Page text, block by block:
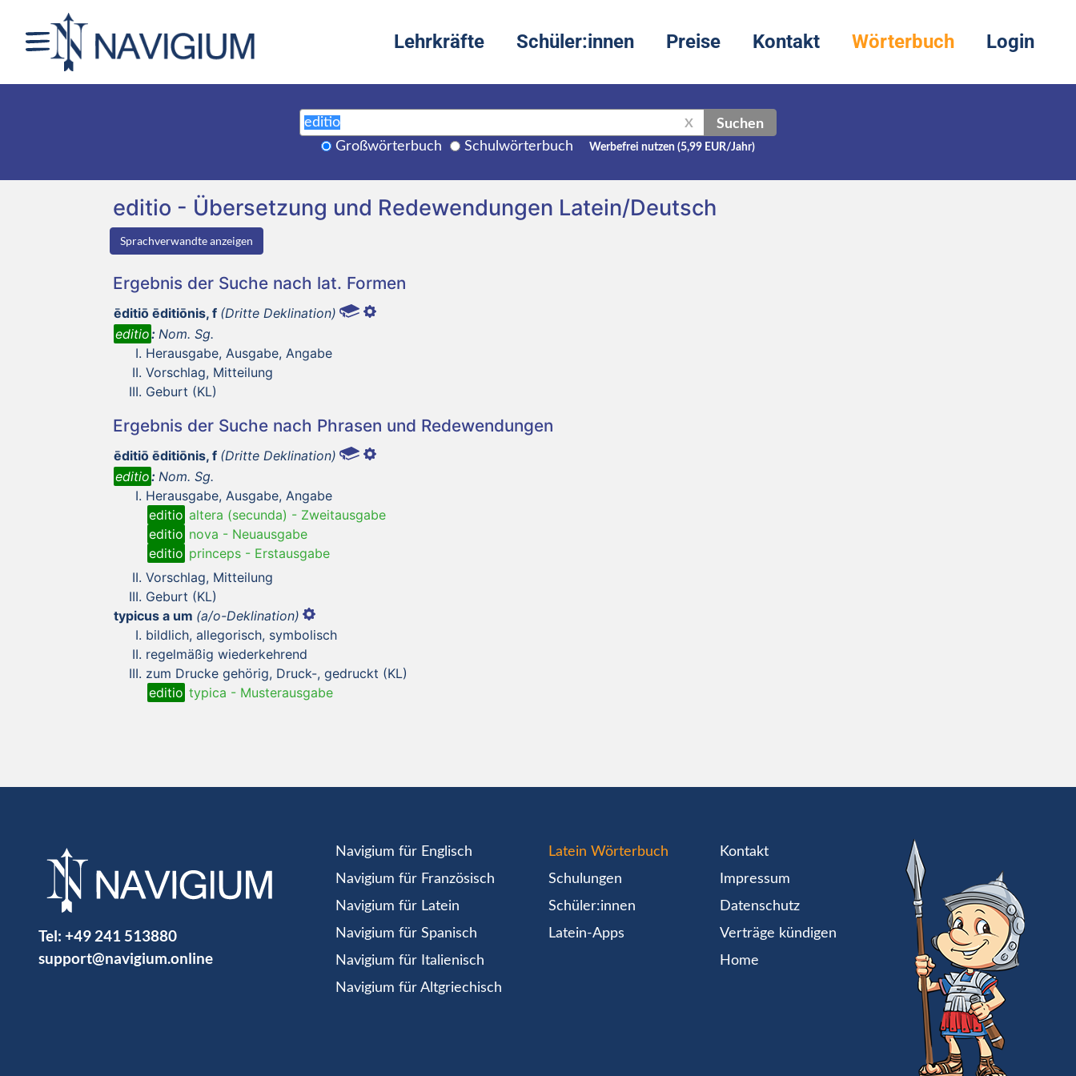
Lehrkräfte Schüler:innen Preise Kontakt Wörterbuch Login
X Suchen
Großwörterbuch Schulwörterbuch Werbefrei nutzen (5,99 EUR/Jahr)
editio - Übersetzung und Redewendungen Latein/Deutsch
Sprachverwandte anzeigen
Ergebnis der Suche nach lat. Formen
ēditiō ēditiōnis, f (Dritte Deklination)
editio: Nom. Sg.
Herausgabe, Ausgabe, Angabe
Vorschlag, Mitteilung
Geburt (KL)
Ergebnis der Suche nach Phrasen und Redewendungen
ēditiō ēditiōnis, f (Dritte Deklination)
editio: Nom. Sg.
Herausgabe, Ausgabe, Angabe
editio altera (secunda) - Zweitausgabe
editio nova - Neuausgabe
editio princeps - Erstausgabe
Vorschlag, Mitteilung
Geburt (KL)
typicus a um (a/o-Deklination)
bildlich, allegorisch, symbolisch
regelmäßig wiederkehrend
zum Drucke gehörig, Druck-, gedruckt (KL)
editio typica - Musterausgabe
Tel: +49 241 513880
support@navigium.online
Navigium für Englisch
Navigium für Französisch
Navigium für Latein
Navigium für Spanisch
Navigium für Italienisch
Navigium für Altgriechisch
Latein Wörterbuch
Schulungen
Schüler:innen
Latein-Apps
Kontakt
Impressum
Datenschutz
Verträge kündigen
Home